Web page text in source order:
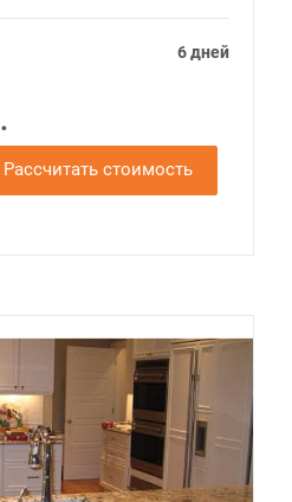
6 дней
Рассчитать стоимость